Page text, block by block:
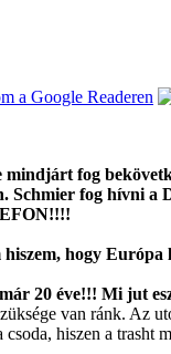
fog
fog hívni a
hogy
20 éve!!! Mi jut
van ránk. Az
hiszen a